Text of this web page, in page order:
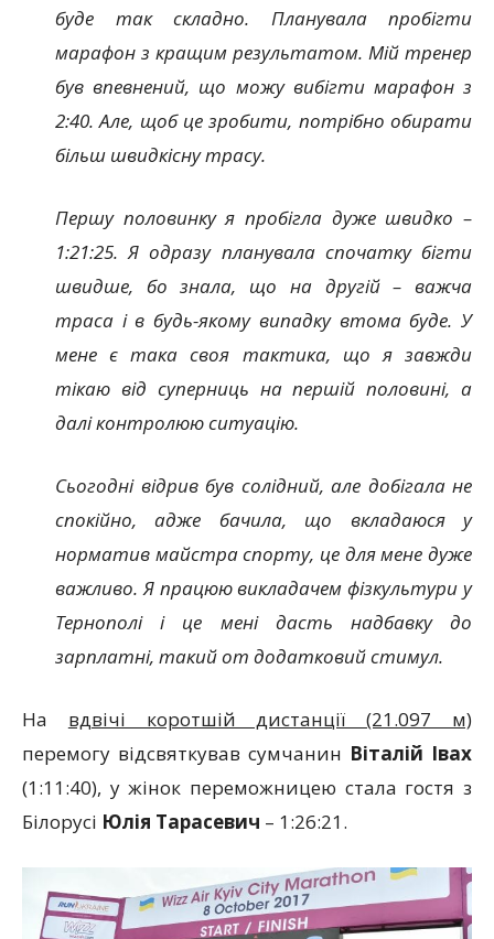
буде так складно. Планувала пробігти
марафон з кращим результатом. Мій тренер
був впевнений, що можу вибігти марафон з
2:40. Але, щоб це зробити, потрібно обирати
більш швидкісну трасу.
Першу половинку я пробігла дуже швидко –
1:21:25. Я одразу планувала спочатку бігти
швидше, бо знала, що на другій – важча
траса і в будь-якому випадку втома буде. У
мене є така своя тактика, що я завжди
тікаю від суперниць на першій половині, а
далі контролюю ситуацію.
Сьогодні відрив був солідний, але добігала не
спокійно, адже бачила, що вкладаюся у
норматив майстра спорту, це для мене дуже
важливо. Я працюю викладачем фізкультури у
Тернополі і це мені дасть надбавку до
зарплатні, такий от додатковий стимул.
На вдвічі коротшій дистанції (21.097 м)
перемогу відсвяткував сумчанин Віталій Івах
(1:11:40), у жінок переможницею стала гостя з
Білорусі Юлія Тарасевич – 1:26:21.